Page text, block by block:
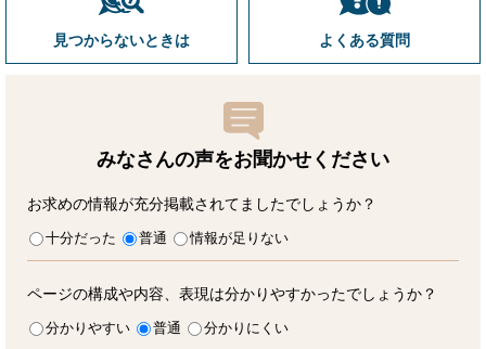
見つからないときは よくある質問
みなさんの声をお聞かせ ください
お求めの情報が充分掲載されてましたでしょうか？
十分だった 普通 情報が足りない
ページの構成や内容、表現は分かりやすかったでしょうか？
分かりやすい 普通 分かりにくい